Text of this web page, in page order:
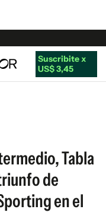
Suscribite x
US$ 3,45
Tabla
de
en el